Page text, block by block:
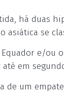
há duas
asiática se
e/ou
em
de um